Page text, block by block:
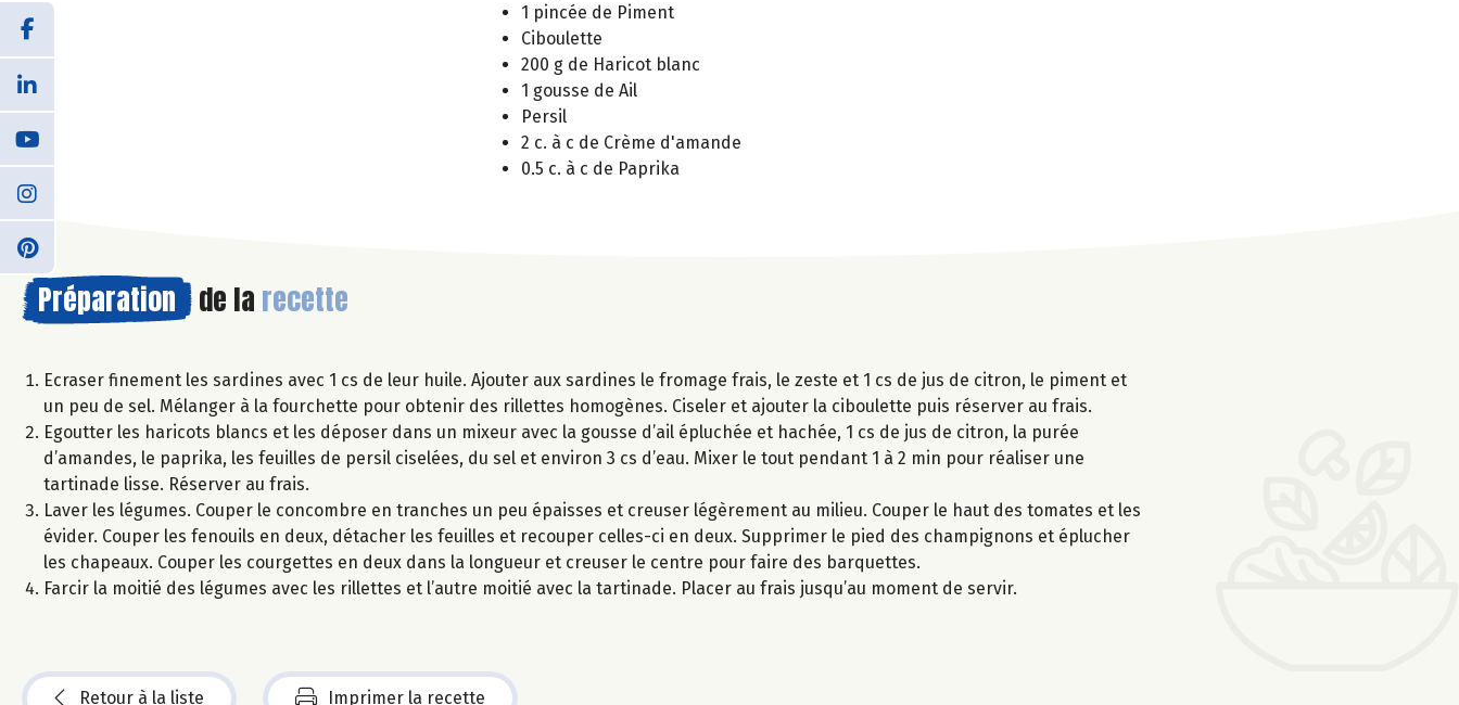
1 pincée de Piment
Ciboulette
200 g de Haricot blanc
1 gousse de Ail
Persil
2 c. à c de Crème d'amande
0.5 c. à c de Paprika
Préparation de la recette
Ecraser finement les sardines avec 1 cs de leur huile. Ajouter aux sardines le fromage frais, le zeste et 1 cs de jus de citron, le piment et
un peu de sel. Mélanger à la fourchette pour obtenir des rillettes homogènes. Ciseler et ajouter la ciboulette puis réserver au frais.
Egoutter les haricots blancs et les déposer dans un mixeur avec la gousse d’ail épluchée et hachée, 1 cs de jus de citron, la purée
d’amandes, le paprika, les feuilles de persil ciselées, du sel et environ 3 cs d’eau. Mixer le tout pendant 1 à 2 min pour réaliser une
tartinade lisse. Réserver au frais.
Laver les légumes. Couper le concombre en tranches un peu épaisses et creuser légèrement au milieu. Couper le haut des tomates et les
évider. Couper les fenouils en deux, détacher les feuilles et recouper celles-ci en deux. Supprimer le pied des champignons et éplucher
les chapeaux. Couper les courgettes en deux dans la longueur et creuser le centre pour faire des barquettes.
Farcir la moitié des légumes avec les rillettes et l’autre moitié avec la tartinade. Placer au frais jusqu’au moment de servir.
Retour à la liste Imprimer la recette